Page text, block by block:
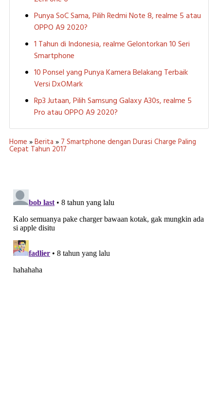
Punya SoC Sama, Pilih Redmi Note 8, realme 5 atau
OPPO A9 2020?
1 Tahun di Indonesia, realme Gelontorkan 10 Seri
Smartphone
10 Ponsel yang Punya Kamera Belakang Terbaik
Versi DxOMark
Rp3 Jutaan, Pilih Samsung Galaxy A30s, realme 5
Pro atau OPPO A9 2020?
Home »Berita » 7 Smartphone dengan Durasi Charge Paling
Cepat Tahun 2017